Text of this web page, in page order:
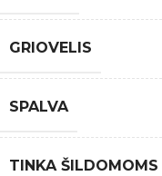
GRIOVELIS
SPALVA
TINKA ŠILDOMOMS